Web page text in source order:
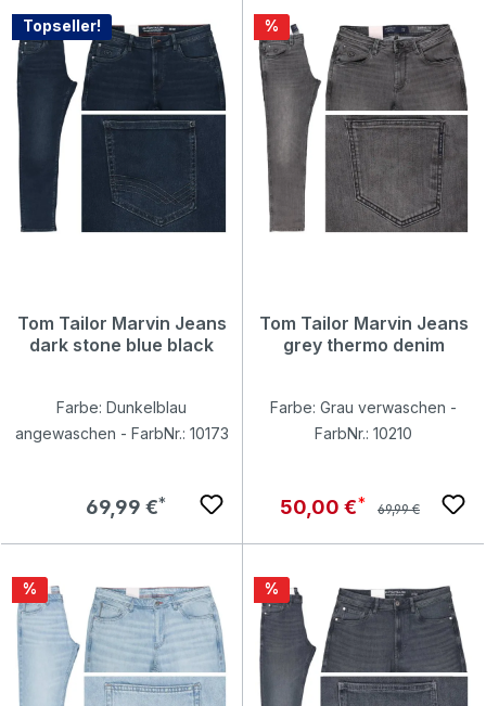
Topseller!
Tom Tailor Marvin Jeans
dark stone blue black
Farbe: Dunkelblau
angewaschen - FarbNr.: 10173
Regulärer Preis:
69,99 €
Rabatt
%
Tom Tailor Marvin Jeans
grey thermo denim
Farbe: Grau verwaschen -
FarbNr.: 10210
Verkaufspreis:
50,00 € Regulärer Preis:
69,99 €
Rabatt
% Rabatt
%